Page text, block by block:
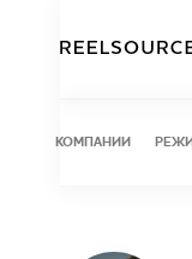
КОМПАНИИ